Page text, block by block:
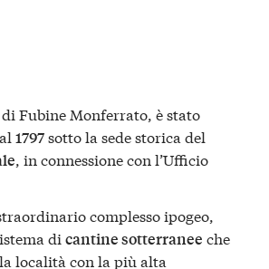
Fubine Monferrato, è stato
1797sotto la sede storica del
, in connessione con l’Ufficio
complesso ipogeo,
di cantine sotterranee che
località con la più alta